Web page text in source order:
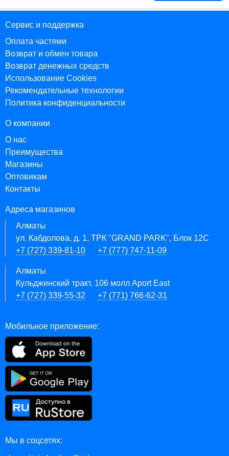
Сервис и поддержка
Оплата частями
Возврат и обмен товара
Возврат денежных средств
Использование Cookies
Рекомендательные технологии
Политика конфиденциальности
О компании
О нас
Преимущества
Магазины
Оптовикам
Контакты
Адреса магазинов
Алматы
ул. Кабдолова, д. 1, ТРК "GRAND PARK", Блок 12C
+7 (727) 339-81-10
+7 (777) 747-11-09
Алматы
Кульджинский тракт, 106 молл Aport East
+7 (727) 339-55-32
+7 (771) 766-62-31
Мобильное приложение:
Мы в соцсетях: